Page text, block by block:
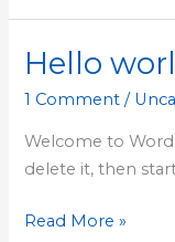
Hello
1 Comment /
Welcome to
delete it, then
Hello
Read More »